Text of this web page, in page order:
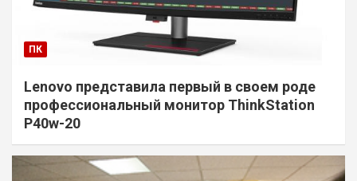
ПК
Lenovo представила первый в своем роде
профессиональный монитор ThinkStation
P40w-20